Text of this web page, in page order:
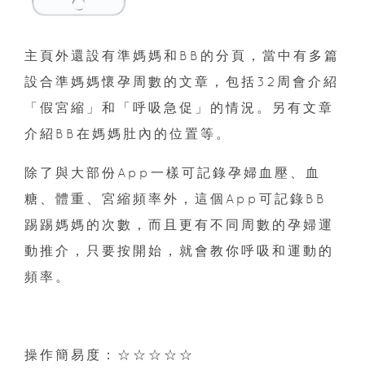
主頁外還設有準媽媽和BB的分頁，當中有多篇
設合準媽媽懷孕周數的文章，包括32周會介紹
「假宮縮」和「呼吸急促」的情況。另有文章
介紹BB在媽媽肚內的位置等。
除了與大部份App一樣可記錄孕婦血壓、血
糖、體重、宮縮頻率外，這個App可記錄BB
踢踢媽媽的次數，而且更有不同周數的孕婦運
動推介，只要按開始，就會教你呼吸和運動的
頻率。
操作簡易度：☆☆☆☆☆